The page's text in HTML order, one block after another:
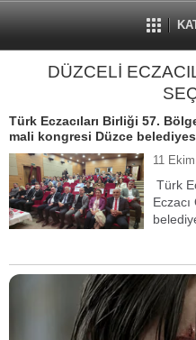
DÜZCELİ
Türk Eczacıları Birliği 57.
mali kongresi Düzce
11
Türk